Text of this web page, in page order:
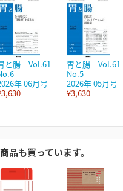
と腸 Vol.61
年 06月号
胃と腸 Vol.61
No.5
2026年 05月号
¥3,630
品も買っています。